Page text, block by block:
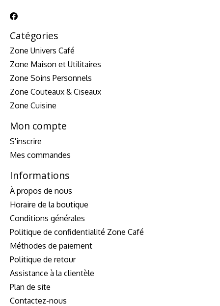
Catégories
Zone Univers Café
Zone Maison et Utilitaires
Zone Soins Personnels
Zone Couteaux & Ciseaux
Zone Cuisine
Mon compte
S'inscrire
Mes commandes
Informations
À propos de nous
Horaire de la boutique
Conditions générales
Politique de confidentialité Zone Café
Méthodes de paiement
Politique de retour
Assistance à la clientèle
Plan de site
Contactez-nous